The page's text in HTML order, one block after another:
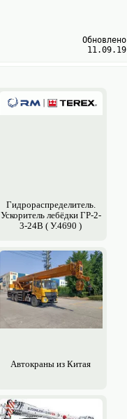
Обновлено
11.09.19
Гидрораспределитель.
Ускоритель лебёдки ГР-2-
3-24В ( У.4690 )
Авто­краны из Китая